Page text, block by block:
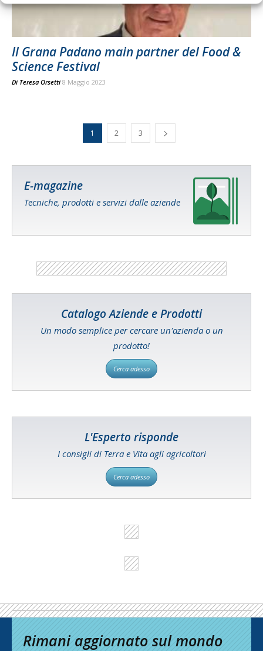
Il Grana Padano main partner del Food &
Science Festival
Di Teresa Orsetti 8 Maggio 2023
1 2 3
E-magazine
Tecniche, prodotti e servizi dalle aziende
Catalogo Aziende e Prodotti
Un modo semplice per cercare un'azienda o un
prodotto!
Cerca adesso
L'Esperto risponde
I consigli di Terra e Vita agli agricoltori
Cerca adesso
Rimani aggiornato sul mondo